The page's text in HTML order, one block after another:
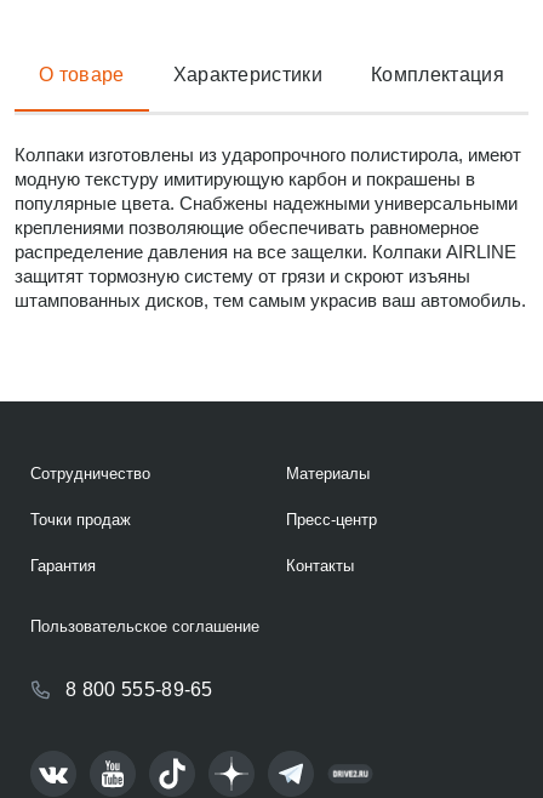
О товаре Характеристики Комплектация
Колпаки изготовлены из ударопрочного полистирола, имеют
модную текстуру имитирующую карбон и покрашены в
популярные цвета. Снабжены надежными универсальными
креплениями позволяющие обеспечивать равномерное
распределение давления на все защелки. Колпаки AIRLINE
защитят тормозную систему от грязи и скроют изъяны
штампованных дисков, тем самым украсив ваш автомобиль.
Сотрудничество
Точки продаж
Гарантия
Материалы
Пресс-центр
Контакты
8 800 555-89-65
Пользовательское соглашение